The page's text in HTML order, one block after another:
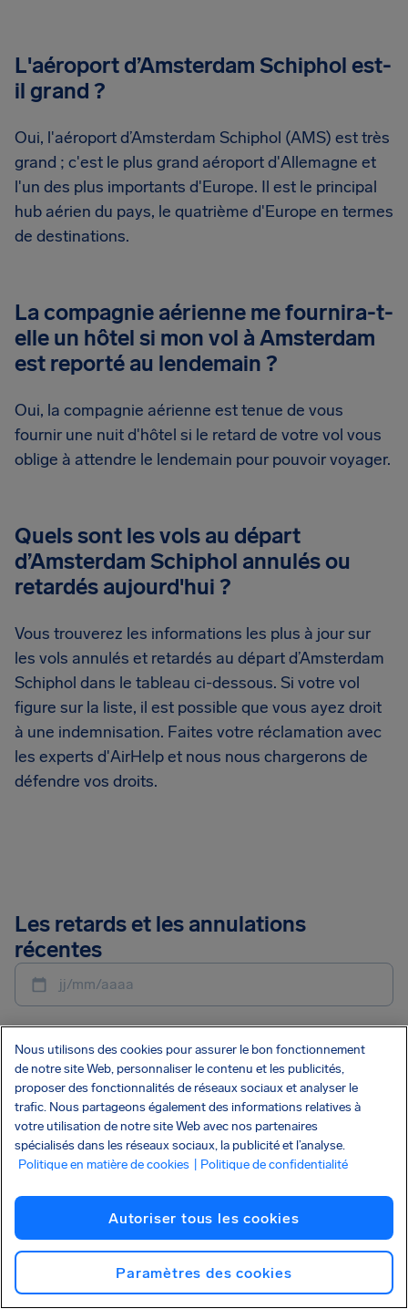
L'aéroport d’Amsterdam Schiphol est-
il grand ?
Oui, l'aéroport d’Amsterdam Schiphol (AMS) est très
grand ; c'est le plus grand aéroport d'Allemagne et
l'un des plus importants d'Europe. Il est le principal
hub aérien du pays, le quatrième d'Europe en termes
de destinations.
La compagnie aérienne me fournira-t-
elle un hôtel si mon vol à Amsterdam
est reporté au lendemain ?
Oui, la compagnie aérienne est tenue de vous
fournir une nuit d'hôtel si le retard de votre vol vous
oblige à attendre le lendemain pour pouvoir voyager.
Quels sont les vols au départ
d’Amsterdam Schiphol annulés ou
retardés aujourd'hui ?
Vous trouverez les informations les plus à jour sur
les vols annulés et retardés au départ d’Amsterdam
Schiphol dans le tableau ci-dessous. Si votre vol
figure sur la liste, il est possible que vous ayez droit
à une indemnisation. Faites votre réclamation avec
les experts d'AirHelp et nous nous chargerons de
défendre vos droits.
Les retards et les annulations
récentes
jj/mm/aaaa
Vérifier le vol
IB1346 • Iberia ANNULÉ
Amsterdam
06/08/2026 13:00
Nous utilisons des cookies pour assurer le bon fonctionnement
de notre site Web, personnaliser le contenu et les publicités,
proposer des fonctionnalités de réseaux sociaux et analyser le
trafic. Nous partageons également des informations relatives à
votre utilisation de notre site Web avec nos partenaires
spécialisés dans les réseaux sociaux, la publicité et l’analyse.
Politique en matière de cookies
| Politique de confidentialité
Autoriser tous les cookies
Paramètres des cookies